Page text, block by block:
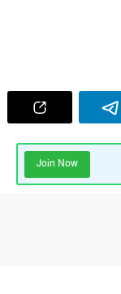
Join Now